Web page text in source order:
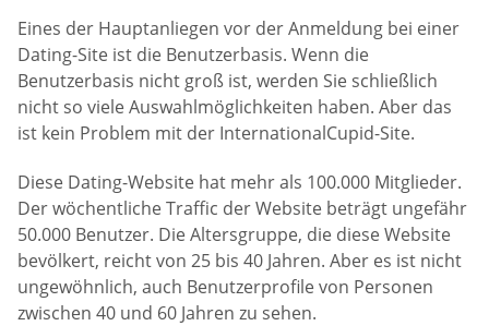
Eines der Hauptanliegen vor der Anmeldung bei einer
Dating-Site ist die Benutzerbasis. Wenn die
Benutzerbasis nicht groß ist, werden Sie schließlich
nicht so viele Auswahlmöglichkeiten haben. Aber das
ist kein Problem mit der InternationalCupid-Site.
Diese Dating-Website hat mehr als 100.000 Mitglieder.
Der wöchentliche Traffic der Website beträgt ungefähr
50.000 Benutzer. Die Altersgruppe, die diese Website
bevölkert, reicht von 25 bis 40 Jahren. Aber es ist nicht
ungewöhnlich, auch Benutzerprofile von Personen
zwischen 40 und 60 Jahren zu sehen.